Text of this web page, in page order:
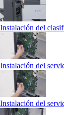
Instalación del
Instalación del
Instalación del